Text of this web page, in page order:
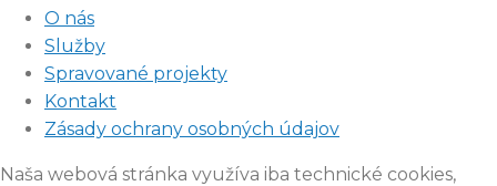
O nás
Služby
Spravované projekty
Kontakt
Zásady ochrany osobných údajov
Naša webová stránka využíva iba technické cookies,